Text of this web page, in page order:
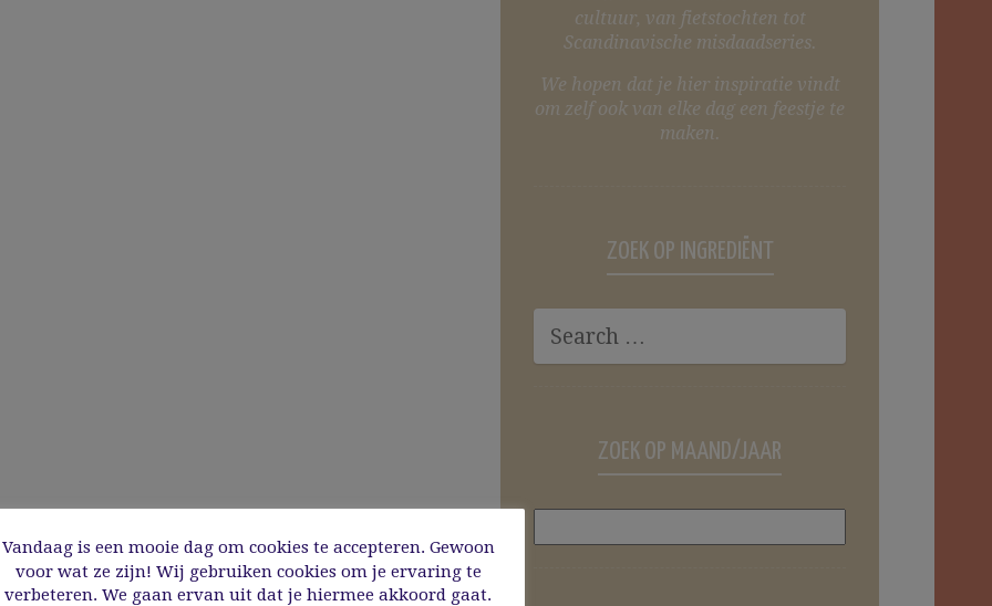
cultuur, van fietstochten tot
Scandinavische misdaadseries.
We hopen dat je hier inspiratie vindt
om zelf ook van elke dag een feestje te
maken.
ZOEK OP INGREDIËNT
ZOEK OP MAAND/JAAR
Vandaag is een mooie dag om cookies te accepteren. Gewoon
voor wat ze zijn! Wij gebruiken cookies om je ervaring te
verbeteren. We gaan ervan uit dat je hiermee akkoord gaat.